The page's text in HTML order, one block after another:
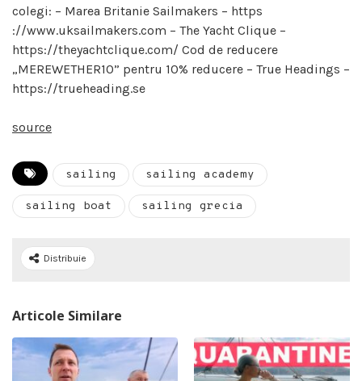
colegi: – Marea Britanie Sailmakers – https
://www.uksailmakers.com – The Yacht Clique –
https://theyachtclique.com/ Cod de reducere
„MEREWETHER10” pentru 10% reducere – True Headings –
https://trueheading.se
source
sailing sailing academy
sailing boat sailing grecia
Distribuie
Articole Similare